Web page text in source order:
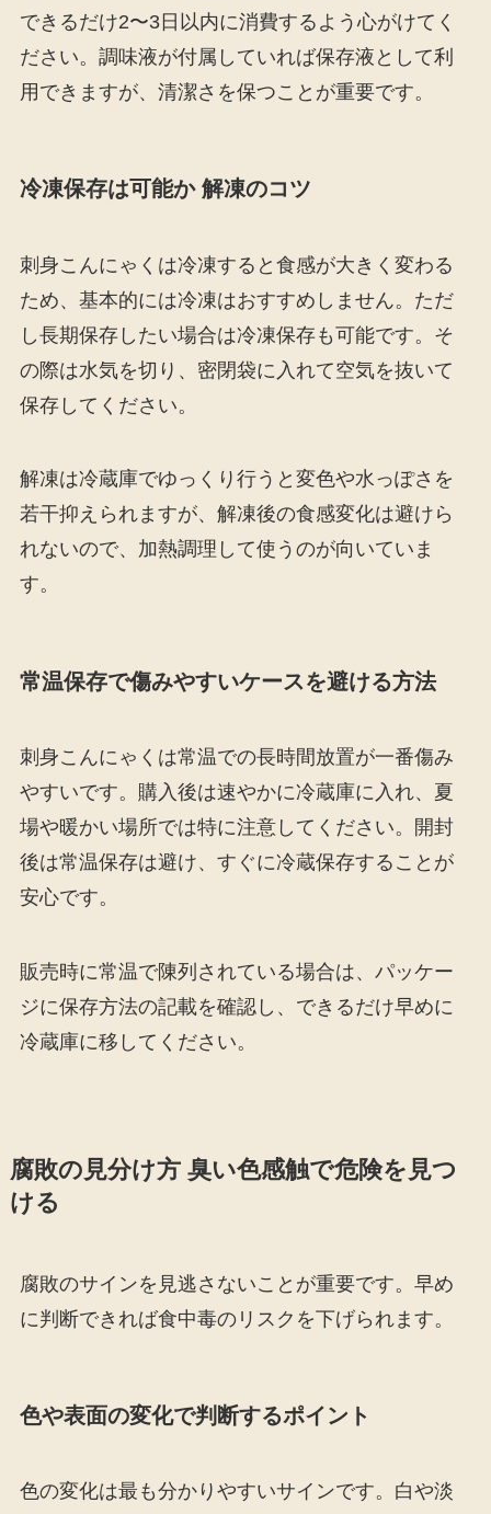
できるだけ2〜3日以内に消費するよう心がけてく
ださい。調味液が付属していれば保存液として利
用できますが、清潔さを保つことが重要です。
冷凍保存は可能か 解凍のコツ
刺身こんにゃくは冷凍すると食感が大きく変わる
ため、基本的には冷凍はおすすめしません。ただ
し長期保存したい場合は冷凍保存も可能です。そ
の際は水気を切り、密閉袋に入れて空気を抜いて
保存してください。
解凍は冷蔵庫でゆっくり行うと変色や水っぽさを
若干抑えられますが、解凍後の食感変化は避けら
れないので、加熱調理して使うのが向いていま
す。
常温保存で傷みやすいケースを避ける方法
刺身こんにゃくは常温での長時間放置が一番傷み
やすいです。購入後は速やかに冷蔵庫に入れ、夏
場や暖かい場所では特に注意してください。開封
後は常温保存は避け、すぐに冷蔵保存することが
安心です。
販売時に常温で陳列されている場合は、パッケー
ジに保存方法の記載を確認し、できるだけ早めに
冷蔵庫に移してください。
腐敗の見分け方 臭い色感触で危険を見つ
ける
腐敗のサインを見逃さないことが重要です。早め
に判断できれば食中毒のリスクを下げられます。
色や表面の変化で判断するポイント
色の変化は最も分かりやすいサインです。白や淡